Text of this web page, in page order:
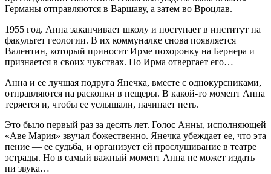
Германы отправляются в Варшаву, а затем во Вроцлав.
1955 год. Анна заканчивает школу и поступает в институт на
факультет геологии. В их коммуналке снова появляется
Валентин, который приносит Ирме похоронку на Бернера и
признается в своих чувствах. Но Ирма отвергает его…
Анна и ее лучшая подруга Янечка, вместе с однокурсниками,
отправляются на раскопки в пещеры. В какой-то момент Анна
теряется и, чтобы ее услышали, начинает петь.
Это было первый раз за десять лет. Голос Анны, исполняющей
«Аве Мария» звучал божественно. Янечка убеждает ее, что эта
пение — ее судьба, и организует ей прослушивание в театре
эстрады. Но в самый важный момент Анна не может издать
ни звука…